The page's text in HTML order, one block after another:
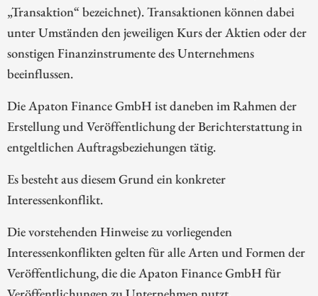
„Transaktion“ bezeichnet). Transaktionen können dabei
unter Umständen den jeweiligen Kurs der Aktien oder der
sonstigen Finanzinstrumente des Unternehmens
beeinflussen.
Die Apaton Finance GmbH ist daneben im Rahmen der
Erstellung und Veröffentlichung der Berichterstattung in
entgeltlichen Auftragsbeziehungen tätig.
Es besteht aus diesem Grund ein konkreter
Interessenkonflikt.
Die vorstehenden Hinweise zu vorliegenden
Interessenkonflikten gelten für alle Arten und Formen der
Veröffentlichung, die die Apaton Finance GmbH für